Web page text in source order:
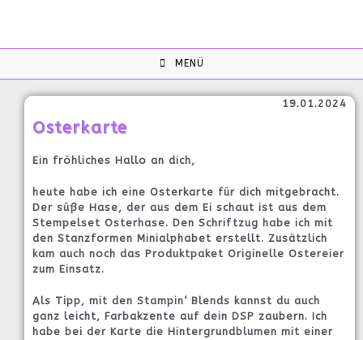
MENÜ
19.01.2024
Osterkarte
Ein fröhliches Hallo an dich,
heute habe ich eine Osterkarte für dich mitgebracht.
Der süße Hase, der aus dem Ei schaut ist aus dem
Stempelset Osterhase. Den Schriftzug habe ich mit
den Stanzformen Minialphabet erstellt. Zusätzlich
kam auch noch das Produktpaket Originelle Ostereier
zum Einsatz.
Als Tipp, mit den Stampin‘ Blends kannst du auch
ganz leicht, Farbakzente auf dein DSP zaubern. Ich
habe bei der Karte die Hintergrundblumen mit einer